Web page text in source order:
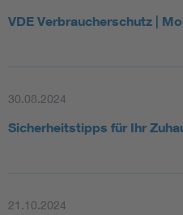
VDE Verbraucherschutz |
30.08.2024
Sicherheitstipps für Ihr
21.10.2024